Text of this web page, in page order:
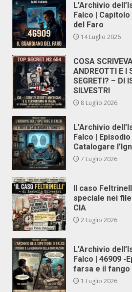
L’Archivio
Falco | Capitolo
del Faro
14 Luglio 2026
COSA
ANDREOTTI E I
SEGRETI? – DI
SILVESTRI
8 Luglio 2026
L’Archivio
Falco | Episodio
Catalogare
7 Luglio 2026
Il caso
speciale nei
CIA
2 Luglio 2026
L’Archivio
Falco | 46909 -
farsa e il fango
1 Luglio 2026